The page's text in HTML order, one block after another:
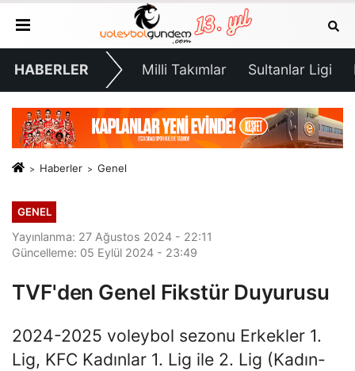
HABERLER Milli Takımlar Sultanlar Ligi
Haberler Genel
GENEL
Yayınlanma: 27 Ağustos 2024 - 22:11
Güncelleme: 05 Eylül 2024 - 23:49
TVF'den Genel Fikstür Duyurusu
2024-2025 voleybol sezonu Erkekler 1.
Lig, KFC Kadınlar 1. Lig ile 2. Lig (Kadın-